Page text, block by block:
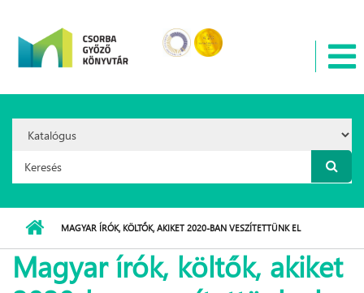
Option:
Keresés űrlap
MAGYAR ÍRÓK, KÖLTŐK, AKIKET 2020-BAN VESZÍTETTÜNK EL
Magyar írók, költők, akiket